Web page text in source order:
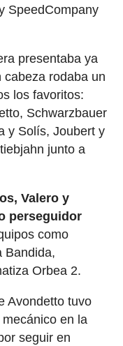
SpeedCompany
presentaba ya
cabeza rodaba un
los favoritos:
Schwarzbauer
y Solís, Joubert y
junto a
Valero y
perseguidor
como
Bandida,
Orbea 2.
Avondetto tuvo
en la
seguir en